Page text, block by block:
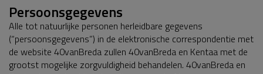
Persoonsgegevens
Alle tot natuurlijke personen herleidbare gegevens
(“persoonsgegevens”) in de elektronische correspondentie met
de website 40vanBreda zullen 40vanBreda en Kentaa met de
grootst mogelijke zorgvuldigheid behandelen. 40vanBreda en